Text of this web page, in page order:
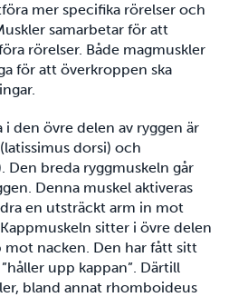
mer specifika rörelser och
samarbetar för att
rörelser. Både magmuskler
för att överkroppen ska
i den övre delen av ryggen är
dorsi) och
Den breda ryggmuskeln går
Denna muskel aktiveras
en utsträckt arm in mot
sitter i övre delen
nacken. Den har fått sitt
upp kappan”. Därtill
bland annat rhomboideus